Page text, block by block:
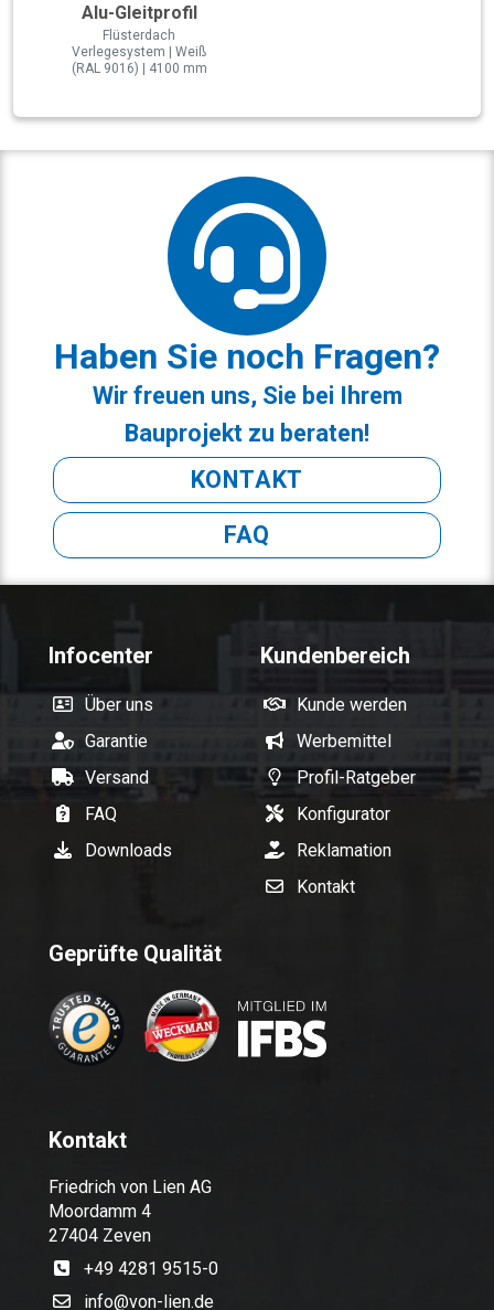
Alu-Gleitprofil
Flüsterdach
Verlegesystem | Weiß
(RAL 9016) | 4100 mm
Haben Sie noch Fragen?
Wir freuen uns, Sie bei Ihrem
Bauprojekt zu beraten!
KONTAKT
FAQ
Infocenter
Über uns
Garantie
Versand
FAQ
Downloads
Kundenbereich
Kunde werden
Werbemittel
Profil-Ratgeber
Konfigurator
Reklamation
Kontakt
Geprüfte Qualität
Kontakt
Friedrich von Lien AG
Moordamm 4
27404 Zeven
+49 4281 9515-0
info@von-lien.de